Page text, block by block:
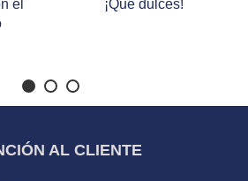
el
¡Qué dulces!
AL CLIENTE